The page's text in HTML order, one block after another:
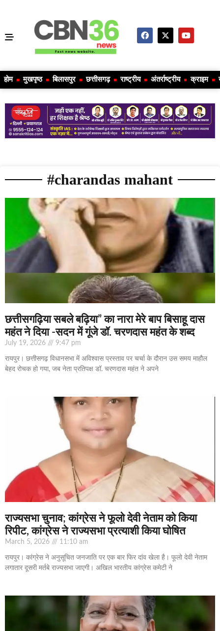
होम मुखपृष्ठ बिलासपुर छत्तीसगढ़ राष्ट्रीय अंतर्राष्ट्रीय क्राइम
#charandas mahant
छत्तीसगढ़िया सबले बढ़िया” का नारा मेरे बाप बिसाहू दास
महंत ने दिया -सदन में गूंजे डॉ. चरणदास महंत के शब्द
July 19, 2026 9:47 pm
रायपुर। छत्तीसगढ़ विधानसभा में अविश्वास प्रस्ताव पर चर्चा के दौरान उस समय माहौल
बेहद रोचक हो गया, जब नेता प्रतिपक्ष डॉ. चरणदास महंत ने अपने
राज्यसभा चुनाव; कांग्रेस ने फूलो देवी नेताम को किया
रिपीट, कांग्रेस ने राज्यसभा प्रत्याशी किया घोषित
March 5, 2026 11:10 am
रायपुर। कांग्रेस ने अनुसूचित जनजाति पर एक बार फिर दांव खेला है। फूलो देवी नेताम
लगातार दूसरी मर्तबे राज्यसभा जाएगी। अखिल भारतीय कांग्रेस कमेटी ने